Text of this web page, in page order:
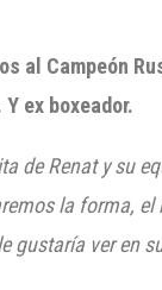
al Campeón
ex boxeador.
deRenaty su
la forma, el
gustaría ver en